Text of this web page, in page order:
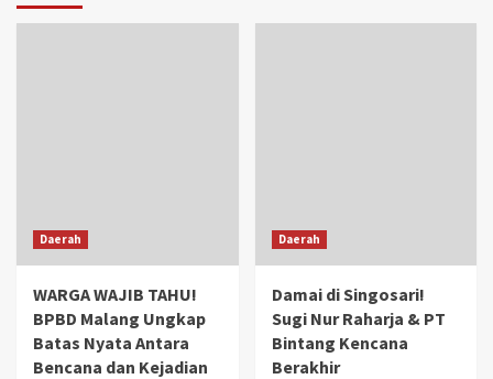
Daerah
WARGA WAJIB TAHU!
BPBD Malang Ungkap
Batas Nyata Antara
Bencana dan Kejadian
Daerah
Damai di Singosari!
Sugi Nur Raharja & PT
Bintang Kencana
Berakhir